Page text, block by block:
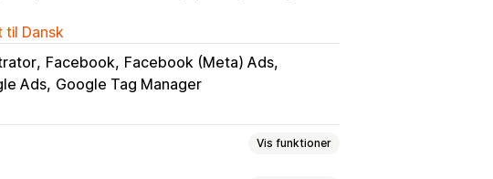
til Dansk
Facebook Facebook (Meta) Ads
Ads Google Tag Manager
Vis funktioner